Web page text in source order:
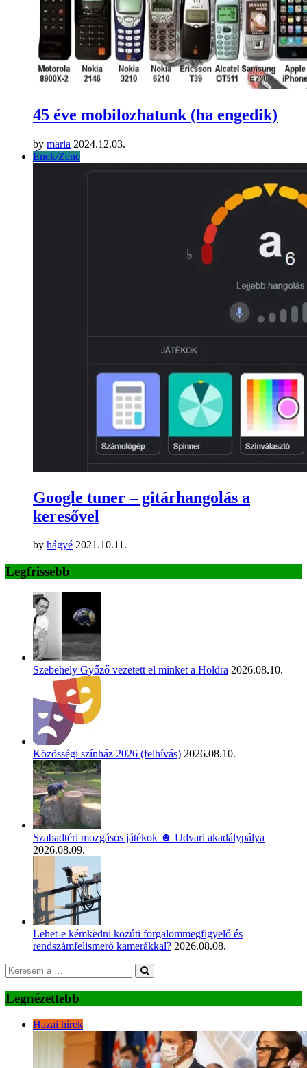
45 éve mobilozhatunk (ha engedik)
by maria 2024.12.03.
Ének/Zene
Google tuner – gitárhangolás a
keresővel
by hágyé 2021.10.11.
Legfrissebb
Szebehely Győző vezetett el minket a Holdra 2026.08.10.
Közösségi színház 2026 (felhívás) 2026.08.10.
Szabadtéri mozgásos játékok ☻ Udvari akadálypálya
2026.08.09.
Lehet-e kémkedni közúti forgalommegfigyelő és
rendszámfelismerő kamerákkal? 2026.08.08.
Legnézettebb
Hazai hírek